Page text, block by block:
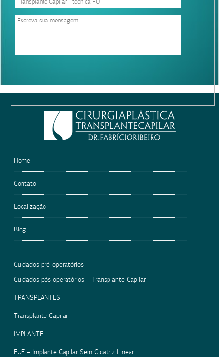
leave
Home
Contato
Localização
Blog
Cuidados pré-operatórios
Cuidados pós operatórios – Transplante Capilar
TRANSPLANTES
Transplante Capilar
IMPLANTE
FUE – Implante Capilar Sem Cicatriz Linear